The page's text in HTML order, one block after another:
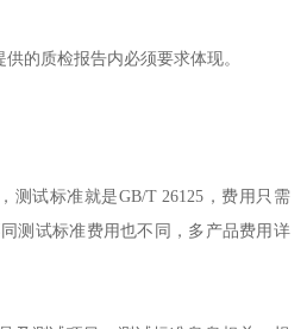
的质检报告内必须要求体现。
测试标准就是GB/T 26125，费用只需
测试标准费用也不同，多产品费用详